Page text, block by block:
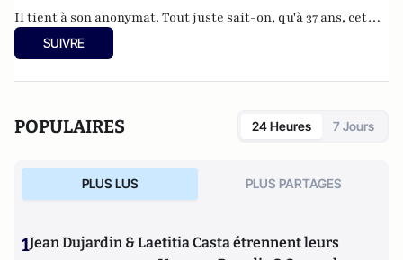
Il tient à son anonymat. Tout juste sait-on, qu'à 37 ans, cet
informaticien à l'humour acerbe habite en Belgique et
travaille pour"une grosse boutique qui produit, gère et
SUIVRE
POPULAIRES 24 Heures 7 Jours
PLUS LUS PLUS PARTAGES
1Jean Dujardin & Laetitia Casta étrennent leurs